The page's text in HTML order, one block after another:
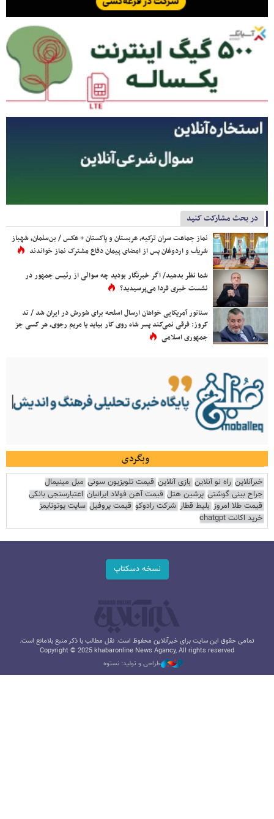
در بحث مشارکت کنید
نماز جماعت سران ترکیه، عربستان و پاکستان + عکس / بن‌سلمان، شهباز
شریف و اردوغان پس از امضای پیمان دفاع مشترک نماز خواندند
شما نظر بدهید/ اگر خبرنگار بودید چه سوالی از رئیس جمهور در
نشست خبری فردا می‌پرسیدید؟
سناتور آمریکایی خواهان ارسال اسلحه برای شورش در ایران شد / تد
کروز: فرقی نمی‌کند پسر شاه روی کار بیاید یا مریم رجوی، هر کسی جز
جمهوری اسلامی
وبگردی
خبرآنلاین راه نو آنلاین بازی آنلاین قیمت تلویزیون سونی مبل مینیمال
جراح بینی گوشتی پرشین هتل قیمت آهن فولاد ایرانیان اعتبارسنجی بانکی
قیمت طلا امروز بلیط قطار شرکت رادوکو قیمت پروفیل سایت یوتوتایمز
خرید اکانت chatgpt
نسخه دسکتاپ
تمامی حقوق این سایت برای خبرآنلاین محفوظ است. نقل مطالب با ذکر منبع بلامانع است.
Copyright © 2025 khabaronline News Agancy, All rights reserved
طراحی و تولید: نستوه